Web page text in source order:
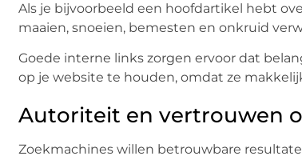
Als je bijvoorbeeld een hoofdartikel hebt
maaien, snoeien, bemesten en onkruid
Goede interne links zorgen ervoor dat
op je website te houden, omdat ze
Autoriteit en vertrouwen
Zoekmachines willen betrouwbare